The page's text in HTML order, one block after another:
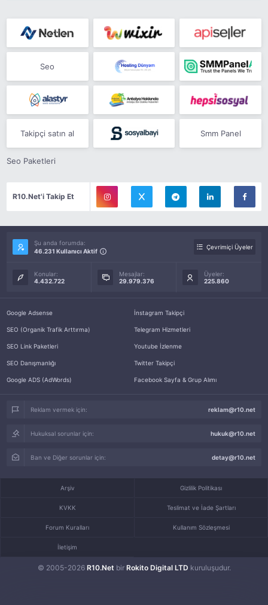
Seo
Takipçi satın al Smm Panel
Seo Paketleri
R10.Net'i Takip Et
Şu anda forumda:
46.231 Kullanıcı Aktif
Çevrimiçi Üyeler
Konular:
4.432.722
Mesajlar:
29.979.376
Üyeler:
225.860
Google Adsense
SEO (Organik Trafik Arttırma)
SEO Link Paketleri
SEO Danışmanlığı
Google ADS (AdWords)
İnstagram Takipçi
Telegram Hizmetleri
Youtube İzlenme
Twitter Takipçi
Facebook Sayfa & Grup Alımı
Reklam vermek için: reklam@r10.net
Hukuksal sorunlar için: hukuk@r10.net
Ban ve Diğer sorunlar için: detay@r10.net
© 2005-2026 R10.Net bir Rokito Digital LTD kuruluşudur.
Arşiv Gizlilik Politikası
KVKK Teslimat ve İade Şartları
Forum Kuralları Kullanım Sözleşmesi
İletişim